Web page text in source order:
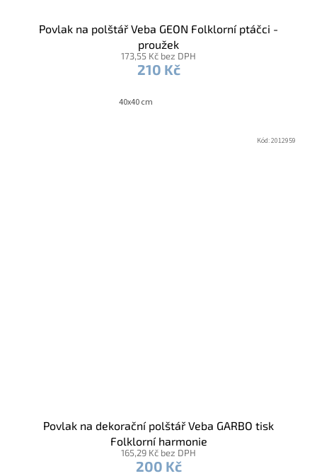
Povlak na polštář Veba GEON Folklorní ptáčci -
proužek
173,55 Kč bez DPH
210 Kč
40x40 cm
Povlak na dekorační polštář Veba GARBO tisk
Folklorní harmonie
165,29 Kč bez DPH
200 Kč
Kód:2012959